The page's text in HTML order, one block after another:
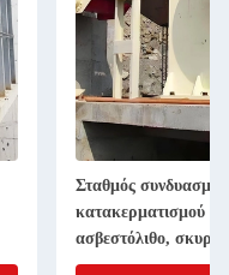
Σταθμός
κατακερματισμού
ασβεστόλιθο,
γρανίτη